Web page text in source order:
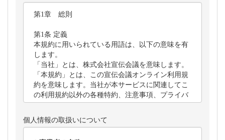
個人情報の取扱いについて